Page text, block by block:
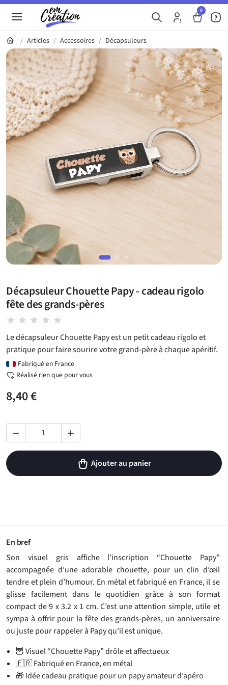
0
Articles Accessoires Décapsuleurs
Galerie du produit
Décapsuleur Chouette Papy - cadeau rigolo
fête des grands-pères
star star star star star
Le décapsuleur Chouette Papy est un petit cadeau rigolo et
pratique pour faire sourire votre grand-père à chaque apéritif.
Fabriqué en France
Réalisé rien que pour vous
8,40 €
 
Ajouter au panier
En bref
Son visuel gris affiche l’inscription “Chouette Papy”
accompagnée d’une adorable chouette, pour un clin d’œil
tendre et plein d’humour. En métal et fabriqué en France, il se
glisse facilement dans le quotidien grâce à son format
compact de 9 x 3.2 x 1 cm. C’est une attention simple, utile et
sympa à offrir pour la fête des grands-pères, un anniversaire
ou juste pour rappeler à Papy qu’il est unique.
🦉 Visuel “Chouette Papy” drôle et affectueux
🇫🇷 Fabriqué en France, en métal
🎁 Idée cadeau pratique pour un papy amateur d’apéro